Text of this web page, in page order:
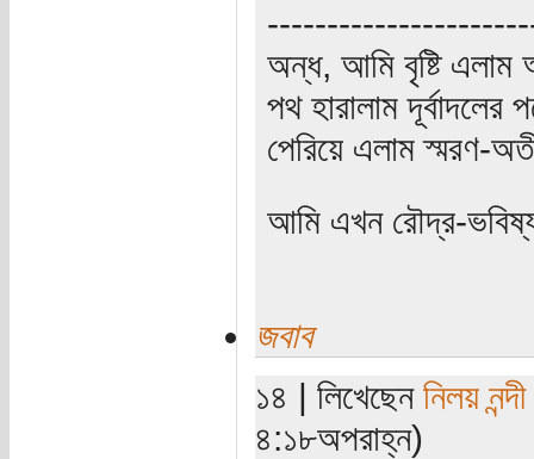
অন্ধ, আমি বৃষ্টি
পথ হারালাম দূর্বাদলের
পেরিয়ে এলাম স্মরণ-
আমি এখন রৌদ্র-
জবাব
১৪ | লিখেছেন নিলয় নন্দী
৪:১৮অপরাহ্ন)